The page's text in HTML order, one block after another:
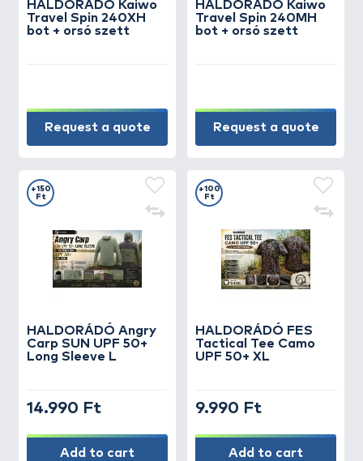
HALDORÁDÓ Kaiwo
Travel Spin 240XH
bot + orsó szett
Request a quote
HALDORÁDÓ Kaiwo
Travel Spin 240MH
bot + orsó szett
Request a quote
HALDORÁDÓ Angry
Carp SUN UPF 50+
Long Sleeve L
+150
Ft
14.990 Ft
Add to cart
HALDORÁDÓ FES
Tactical Tee Camo
UPF 50+ XL
+100
Ft
9.990 Ft
Add to cart